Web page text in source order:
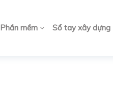
Phần mềm Sổ tay xây dựng